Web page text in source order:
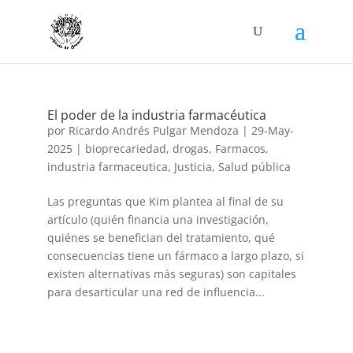
El poder de la industria farmacéutica
por Ricardo Andrés Pulgar Mendoza | 29-May-
2025| bioprecariedad, drogas, Farmacos,
industria farmaceutica, Justicia, Salud pública
Las preguntas que Kim plantea al final de su
artículo (quién financia una investigación,
quiénes se benefician del tratamiento, qué
consecuencias tiene un fármaco a largo plazo, si
existen alternativas más seguras) son capitales
para desarticular una red de influencia...